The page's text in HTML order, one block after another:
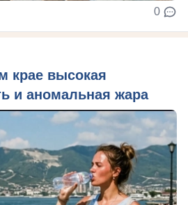
0
крае высокая
и аномальная жара